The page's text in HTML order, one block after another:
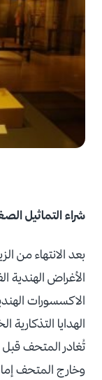
شراء التماثيل
بعد الانتهاء من
الأغراض الهندية
الاكسسورات
الهدايا
تُغادر المتحف قبل
وخارج المتحف إما